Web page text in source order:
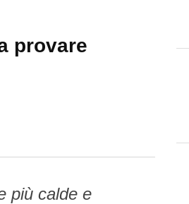
provare
più calde e